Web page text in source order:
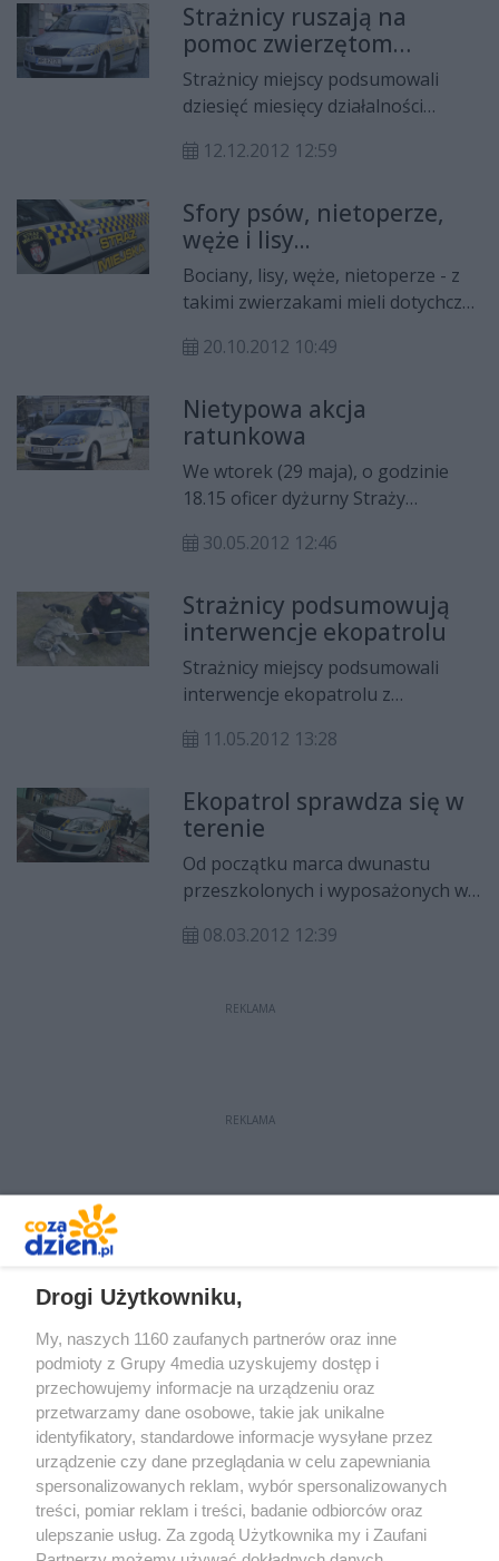
strażnicy z ekopatrolu. Ranne
zwierzę przewieziono do lecznicy.
Strażnicy ruszają na
pomoc zwierzętom
ZOBACZ ZDJĘCIA
Strażnicy miejscy podsumowali
dziesięć miesięcy działalności
pomoc zwierzętom. Liczba
pozostawia złudzeń, że wręcz
konieczne było stworzenie tego
typu patrolu w Radomiu. Wcześniej
strażnicy nie posiadali
wyposażenia do tego, żeby
lub nieść im fachową pomoc.
12.12.2012 12:59
Sfory psów, nietoperze,
węże i lisy...
Bociany, lisy, węże, nietoperze - z
takimi zwierzakami mieli dotychczas
którzy od kilku miesięcy pracują w
ale i niebezpieczna - podkreślają
strażnicy.
20.10.2012 10:49
Nietypowa akcja
ratunkowa
We wtorek (29 maja), o godzinie
18.15 oficer dyżurny Straży
zgłoszenie od przechodnia
kotka.
30.05.2012 12:46
Strażnicy podsumowują
interwencje ekopatrolu
Strażnicy miejscy podsumowali
interwencje ekopatrolu z
odłowił w sumie 82 psy, 25 kotów
potrącona przez samochód.
Najczęściej ludzie wzywają
ekopatrol do agresywnych
czworonogów.
11.05.2012 13:28
Ekopatrol sprawdza się w
terenie
Od początku marca dwunastu
przeszkolonych i wyposażonych w
miejskich zajmuje się
08.03.2012 12:39
REKLAMA
REKLAMA
Redakcja Reklama Prywatność
Praca Łódź
the:protocol
Drogi Użytkowniku,
My, naszych 1160 zaufanych partnerów oraz inne
podmioty z Grupy 4media uzyskujemy dostęp i
przechowujemy informacje na urządzeniu oraz
przetwarzamy dane osobowe, takie jak unikalne
identyfikatory, standardowe informacje wysyłane przez
urządzenie czy dane przeglądania w celu zapewniania
spersonalizowanych reklam, wybór spersonalizowanych
treści, pomiar reklam i treści, badanie odbiorców oraz
ulepszanie usług. Za zgodą Użytkownika my i Zaufani